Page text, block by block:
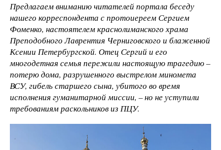
Предлагаем вниманию читателей портала беседу
нашего корреспондента с протоиереем Сергием
Фоменко, настоятелем краснолиманского храма
Преподобного Лаврентия Черниговского и блаженной
Ксении Петербургской. Отец Сергий и его
многодетная семья пережили настоящую трагедию–
потерю дома, разрушенного выстрелом миномета
ВСУ, гибель старшего сына, убитого во время
исполнения гуманитарной миссии, – но не уступили
требованиям раскольников из ПЦУ.